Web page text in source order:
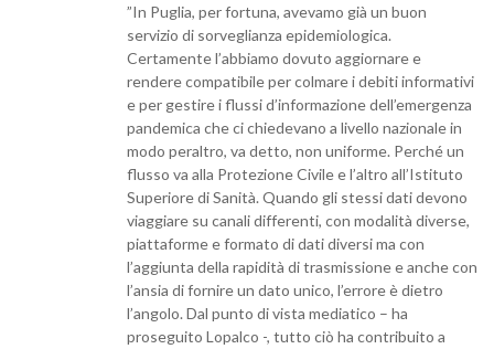
”In Puglia, per fortuna, avevamo già un buon
servizio di sorveglianza epidemiologica.
Certamente l’abbiamo dovuto aggiornare e
rendere compatibile per colmare i debiti informativi
e per gestire i flussi d’informazione dell’emergenza
pandemica che ci chiedevano a livello nazionale in
modo peraltro, va detto, non uniforme. Perché un
flusso va alla Protezione Civile e l’altro all’Istituto
Superiore di Sanità. Quando gli stessi dati devono
viaggiare su canali differenti, con modalità diverse,
piattaforme e formato di dati diversi ma con
l’aggiunta della rapidità di trasmissione e anche con
l’ansia di fornire un dato unico, l’errore è dietro
l’angolo. Dal punto di vista mediatico – ha
proseguito Lopalco -, tutto ciò ha contribuito a